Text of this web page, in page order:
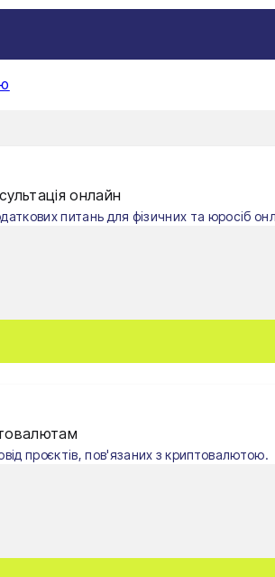
онлайн
питань для фізичних та юросіб
проєктів, пов'язаних з криптовалютою.